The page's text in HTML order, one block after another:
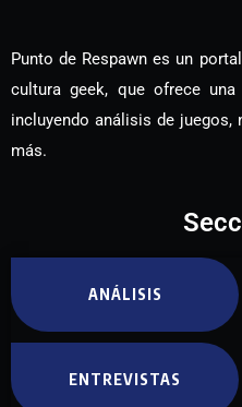
Punto de Respawn es un
cultura geek, que ofrece
incluyendo análisis de
más.
ANÁLISIS
ENTREVISTAS